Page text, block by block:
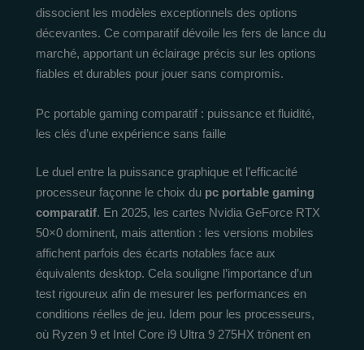
dissocient les modèles exceptionnels des options
décevantes. Ce comparatif dévoile les fers de lance du
marché, apportant un éclairage précis sur les options
fiables et durables pour jouer sans compromis.
Pc portable gaming comparatif : puissance et fluidité,
les clés d’une expérience sans faille
Le duel entre la puissance graphique et l’efficacité
processeur façonne le choix du pc portable gaming
comparatif. En 2025, les cartes Nvidia GeForce RTX
50×0 dominent, mais attention : les versions mobiles
affichent parfois des écarts notables face aux
équivalents desktop. Cela souligne l’importance d’un
test rigoureux afin de mesurer les performances en
conditions réelles de jeu. Idem pour les processeurs,
où Ryzen 9 et Intel Core i9 Ultra 9 275HX trônent en